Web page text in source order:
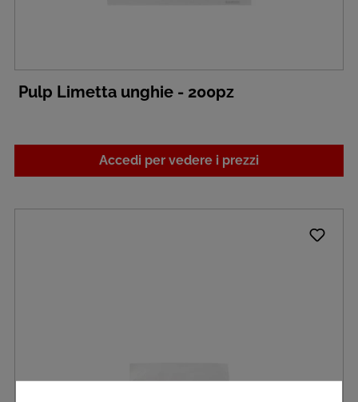
Pulp Limetta unghie - 200pz
Accedi per vedere i prezzi